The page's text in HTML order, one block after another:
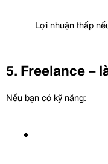
Lợi nhuận thấp
5. Freelance –
Nếu bạn có kỹ năng: